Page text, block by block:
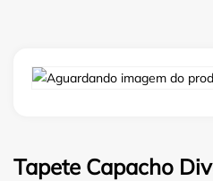
Tapete Capacho